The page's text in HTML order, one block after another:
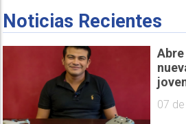
Noticias Recientes
07